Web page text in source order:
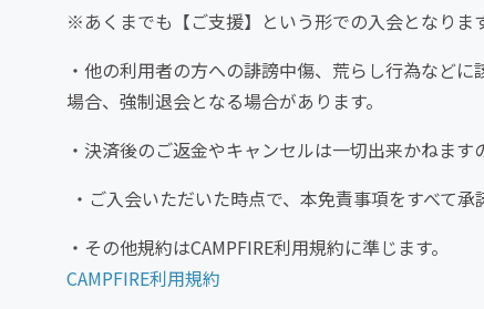
※あくまでも【ご支援】という形での入会となりま
・他の利用者の方への誹謗中傷、荒らし行為など
場合、強制退会となる場合があります。
・決済後のご返金やキャンセルは一切出来かねます
・ご入会いただいた時点で、本免責事項をすべて承
・その他規約はCAMPFIRE利用規約に準じます。
CAMPFIRE利用規約